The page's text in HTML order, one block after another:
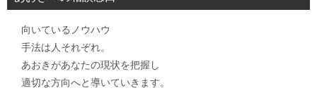
向いているノウハウ
手法は人それぞれ。
あおきがあなたの現状を把握し
適切な方向へと導いていきます。